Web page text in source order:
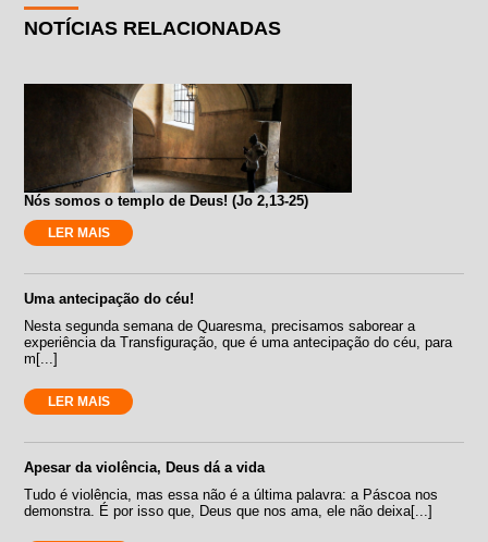
NOTÍCIAS RELACIONADAS
Nós somos o templo de Deus! (Jo 2,13-25)
LER MAIS
Uma antecipação do céu!
Nesta segunda semana de Quaresma, precisamos saborear a
experiência da Transfiguração, que é uma antecipação do céu, para
m[...]
LER MAIS
Apesar da violência, Deus dá a vida
Tudo é violência, mas essa não é a última palavra: a Páscoa nos
demonstra. É por isso que, Deus que nos ama, ele não deixa[...]